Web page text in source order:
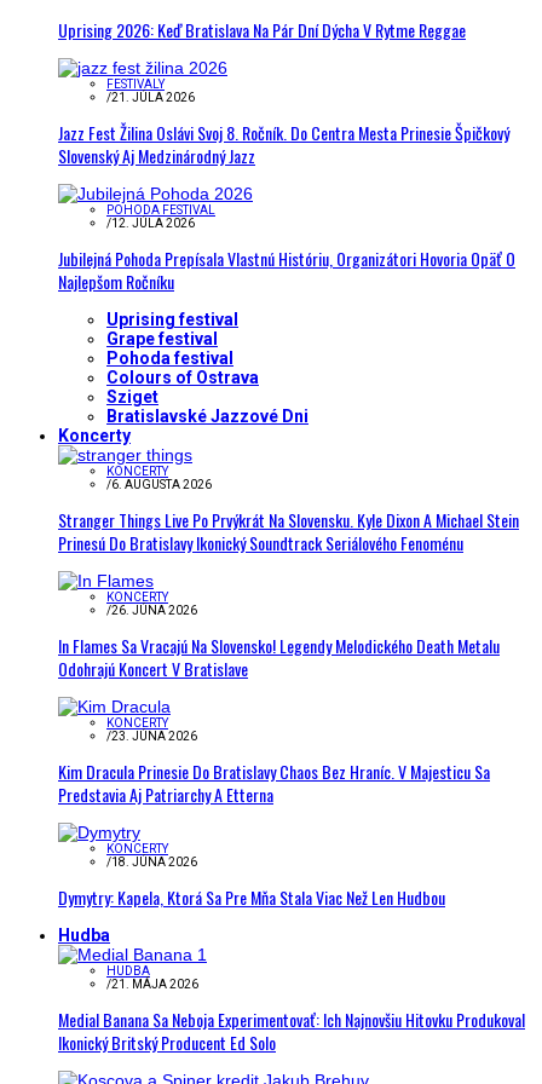
Uprising 2026: Keď Bratislava Na Pár Dní Dýcha V Rytme Reggae
FESTIVALY
/21. JÚLA 2026
Jazz Fest Žilina Oslávi Svoj 8. Ročník. Do Centra Mesta Prinesie Špičkový
Slovenský Aj Medzinárodný Jazz
POHODA FESTIVAL
/12. JÚLA 2026
Jubilejná Pohoda Prepísala Vlastnú Históriu, Organizátori Hovoria Opäť O
Najlepšom Ročníku
Uprising festival
Grape festival
Pohoda festival
Colours of Ostrava
Sziget
Bratislavské Jazzové Dni
Koncerty
KONCERTY
/6. AUGUSTA 2026
Stranger Things Live Po Prvýkrát Na Slovensku. Kyle Dixon A Michael Stein
Prinesú Do Bratislavy Ikonický Soundtrack Seriálového Fenoménu
KONCERTY
/26. JÚNA 2026
In Flames Sa Vracajú Na Slovensko! Legendy Melodického Death Metalu
Odohrajú Koncert V Bratislave
KONCERTY
/23. JÚNA 2026
Kim Dracula Prinesie Do Bratislavy Chaos Bez Hraníc. V Majesticu Sa
Predstavia Aj Patriarchy A Etterna
KONCERTY
/18. JÚNA 2026
Dymytry: Kapela, Ktorá Sa Pre Mňa Stala Viac Než Len Hudbou
Hudba
HUDBA
/21. MÁJA 2026
Medial Banana Sa Neboja Experimentovať: Ich Najnovšiu Hitovku Produkoval
Ikonický Britský Producent Ed Solo